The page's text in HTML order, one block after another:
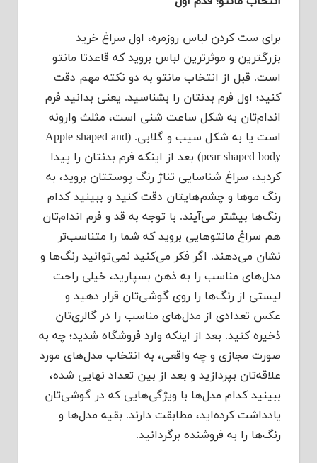
برای ست کردن لباس روزمره، اول سراغ خرید
بزرگترین و موثرترین لباس بروید که قاعدتا مانتو
است. قبل از انتخاب مانتو به دو نکته مهم دقت
کنید؛ اول فرم بدنتان را بشناسید. یعنی بدانید فرم
اندام‌تان به شکل ساعت شنی است، مثلث وارونه
است یا به شکل سیب و گلابی. (Apple shaped and
pear shaped body) بعد از اینکه فرم بدنتان را پیدا
کردید، سراغ شناسایی تناژ رنگ پوستتان بروید، به
رنگ موها و چشم‌هایتان دقت کنید و ببینید کدام
رنگ‌ها بیشتر می‌آیند. با توجه به قد و فرم اندام‌تان
هم سراغ مانتوهایی بروید که شما را متناسب‌تر
نشان می‌دهند. اگر فکر می‌کنید نمی‌توانید رنگ‌ها و
مدل‌های مناسب را به ذهن بسپارید، خیلی راحت
لیستی از رنگ‌ها را روی گوشی‌تان قرار دهید و
عکس تعدادی از مدل‌های مناسب را در گالری‌تان
ذخیره کنید. بعد از اینکه وارد فروشگاه شدید؛ چه به
صورت مجازی و چه واقعی، به انتخاب مدل‌های مورد
علاقه‌تان بپردازید و بعد از بین تعداد نهایی شده،
ببینید کدام مدل‌ها با ویژگی‌هایی که در گوشی‌تان
یادداشت کرده‌اید، مطابقت دارند. بقیه مدل‌ها و
رنگ‌ها را به فروشنده برگردانید.